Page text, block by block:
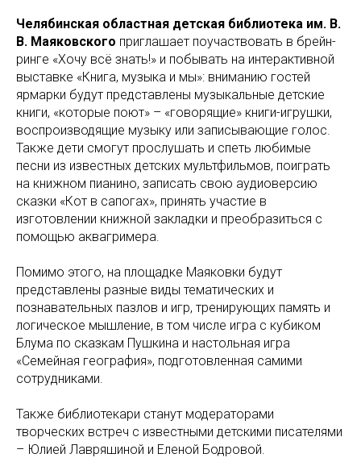
Челябинская областная детская библиотека им. В.
В. Маяковского приглашает поучаствовать в брейн-
ринге «Хочу всё знать!» и побывать на интерактивной
выставке «Книга, музыка и мы»: вниманию гостей
ярмарки будут представлены музыкальные детские
книги, «которые поют» – «говорящие» книги-игрушки,
воспроизводящие музыку или записывающие голос.
Также дети смогут прослушать и спеть любимые
песни из известных детских мультфильмов, поиграть
на книжном пианино, записать свою аудиоверсию
сказки «Кот в сапогах», принять участие в
изготовлении книжной закладки и преобразиться с
помощью аквагримера.
Помимо этого, на площадке Маяковки будут
представлены разные виды тематических и
познавательных пазлов и игр, тренирующих память и
логическое мышление, в том числе игра с кубиком
Блума по сказкам Пушкина и настольная игра
«Семейная география», подготовленная самими
сотрудниками.
Также библиотекари станут модераторами
творческих встреч с известными детскими писателями
– Юлией Лавряшиной и Еленой Бодровой.